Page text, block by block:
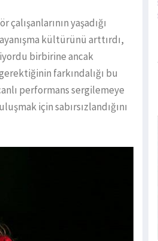
yaşadığı
kültürünü arttırdı,
birbirine ancak
farkındalığı bu
performans sergilemeye
için sabırsızlandığını